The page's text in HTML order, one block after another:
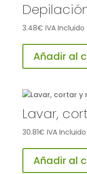
3.48€ IVA Incluido
Añadir al
Lavar,
30.81€ IVA Incluido
Añadir al